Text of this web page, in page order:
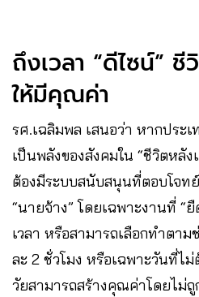
ถึงเวลา “ดีไซน์”
ให้มีคุณค่า
รศ.เฉลิมพล เสนอว่า หากประ
เป็นพลังของสังคมใน “ชีวิตหลั
ต้องมีระบบสนับสนุนที่ตอบโจท
“นายจ้าง” โดยเฉพาะงานที่ “
เวลา หรือสามารถเลือกทำตาม
ละ 2 ชั่วโมง หรือเฉพาะวันที่ไ
วัยสามารถสร้างคุณค่าโดยไม่ถู